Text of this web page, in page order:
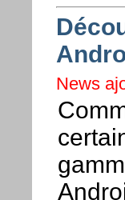
News